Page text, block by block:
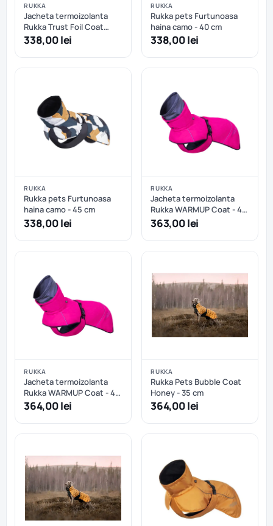
RUKKA
Jacheta termoizolanta
Rukka Trust Foil Coat
Plum - 45 cm
338,00 lei
RUKKA
Rukka pets Furtunoasa
haina camo - 40 cm
338,00 lei
RUKKA
Rukka pets Furtunoasa
haina camo - 45 cm
338,00 lei
RUKKA
Jacheta termoizolanta
Rukka WARMUP Coat - 40
cm
363,00 lei
RUKKA
Jacheta termoizolanta
Rukka WARMUP Coat - 45
cm
364,00 lei
RUKKA
Rukka Pets Bubble Coat
Honey - 35 cm
364,00 lei